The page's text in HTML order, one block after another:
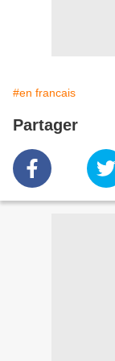
#en francais
Partager